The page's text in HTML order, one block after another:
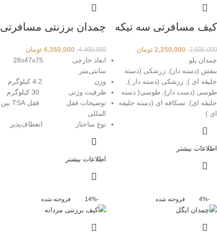
کیف مسافرتی سه تیکه
2,500,000
2,250,000 تومان
چمدان پلو
بنفش (دسته دار), زرشکی (دسته
جلیقه ای ), زرشکی (دسته دار ),
طوسی (دست دار), طوسی( دسته
جلیقه ای), نسکافه ای (دسته جلیقه
ای )
اطلاعات بیشتر
چمدان برزنتی مسافرتی
4,400,000
4,350,000 تومان
ابعاد خارجی 28x47x75
سانتی‌متر
وزن 4.2 کیلوگرم
ظرفیت وزنی 30 کیلوگرم
توضیحات قفل قفل TSA بین
المللی
نوع ساختار انعطاف‌پذیر
اطلاعات بیشتر
-4% فروخته شده -14% فروخته شده